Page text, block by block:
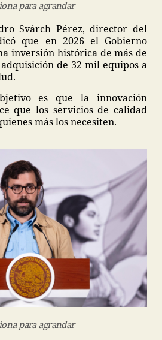
para agrandar
Svárch Pérez, director del
que en 2026 el Gobierno
inversión histórica de más de
de 32 mil equipos a
es que la innovación
que los servicios de calidad
más los necesiten.
para agrandar